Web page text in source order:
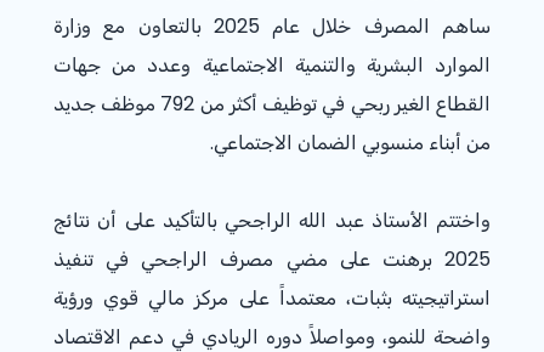
ساهم المصرف خلال عام 2025 بالتعاون مع وزارة
الموارد البشرية والتنمية الاجتماعية وعدد منجهات
القطاع الغير ربحي في توظيف أكثر من 792 موظف جديد
من أبناء منسوبي الضمان الاجتماعي.
واختتم الأستاذ عبد الله الراجحي بالتأكيد على أن نتائج
2025 برهنت على مضي مصرف الراجحي في تنفيذ
استراتيجيته بثبات، معتمداً على مركز مالي قوي ورؤية
واضحة للنمو، ومواصلاً دوره الريادي في دعم الاقتصاد